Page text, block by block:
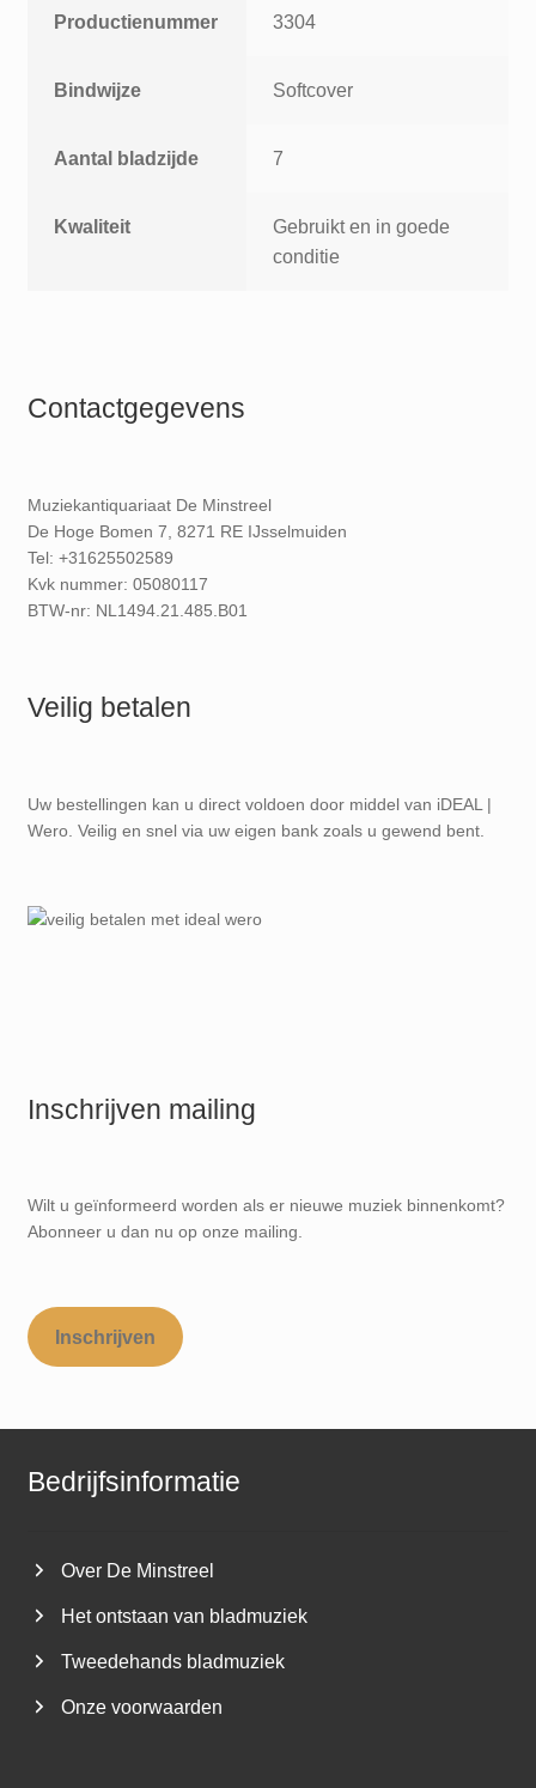
Productienummer 3304
Bindwijze Softcover
Aantal bladzijde 7
Kwaliteit
Gebruikt en in goede
conditie
Contactgegevens
Muziekantiquariaat De Minstreel
De Hoge Bomen 7, 8271 RE IJsselmuiden
Tel: +31625502589
Kvk nummer: 05080117
BTW-nr: NL1494.21.485.B01
Veilig betalen
Uw bestellingen kan u direct voldoen door middel van iDEAL |
Wero. Veilig en snel via uw eigen bank zoals u gewend bent.
Inschrijven mailing
Wilt u geïnformeerd worden als er nieuwe muziek binnenkomt?
Abonneer u dan nu op onze mailing.
Inschrijven
Bedrijfsinformatie
Over De Minstreel
Het ontstaan van bladmuziek
Tweedehands bladmuziek
Onze voorwaarden